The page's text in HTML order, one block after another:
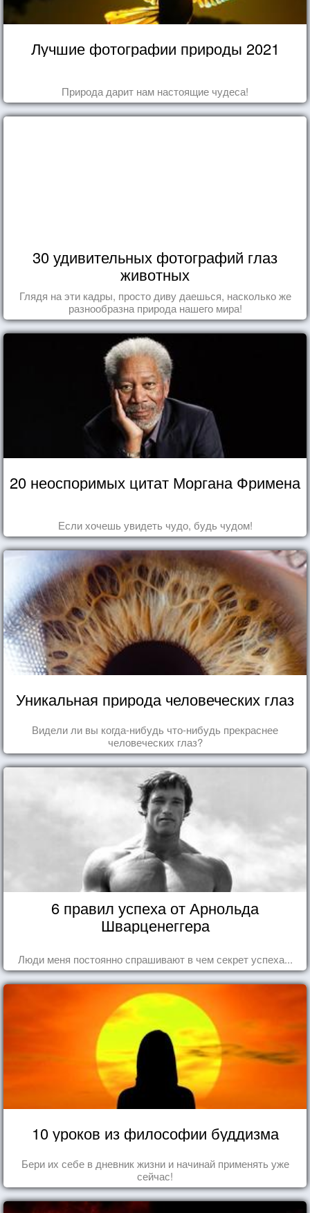
Лучшие фотографии природы 2021
Природа дарит нам настоящие чудеса!
30 удивительных фотографий глаз
животных
Глядя на эти кадры, просто диву даешься, насколько же
разнообразна природа нашего мира!
20 неоспоримых цитат Моргана Фримена
Если хочешь увидеть чудо, будь чудом!
Уникальная природа человеческих глаз
Видели ли вы когда-нибудь что-нибудь прекраснее
человеческих глаз?
6 правил успеха от Арнольда
Шварценеггера
Люди меня постоянно спрашивают в чем секрет успеха...
10 уроков из философии буддизма
Бери их себе в дневник жизни и начинай применять уже
сейчас!